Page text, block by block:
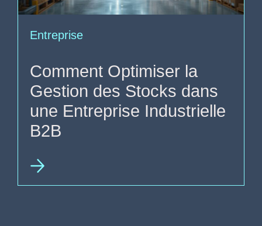
Entreprise
Comment Optimiser la
Gestion des Stocks dans
une Entreprise Industrielle
B2B